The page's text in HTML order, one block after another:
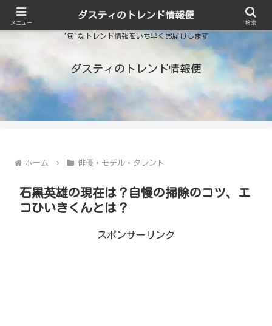
'旬'なトレンド情報をいち早くお届けします
ダスティのトレンド情報便
ホーム 俳優・モデル・タレント
石黒英雄の現在は？自慢の掃除のコツ、エ
コひいきくんとは？
スポンサーリンク
メニュー
ダスティのトレンド情報便
検索